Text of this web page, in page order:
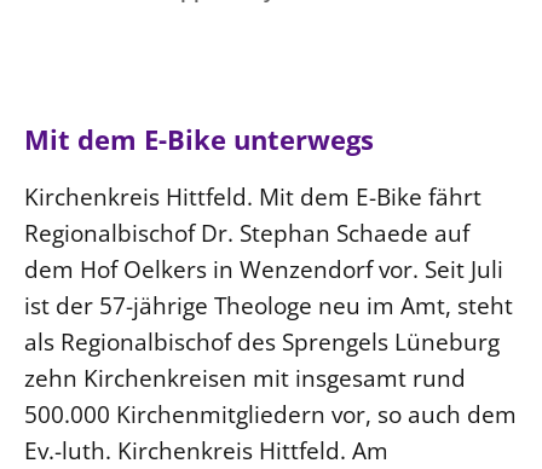
Mit dem E-Bike unterwegs
Kirchenkreis Hittfeld. Mit dem E-Bike fährt
Regionalbischof Dr. Stephan Schaede auf
dem Hof Oelkers in Wenzendorf vor. Seit Juli
ist der 57-jährige Theologe neu im Amt, steht
als Regionalbischof des Sprengels Lüneburg
zehn Kirchenkreisen mit insgesamt rund
500.000 Kirchenmitgliedern vor, so auch dem
Ev.-luth. Kirchenkreis Hittfeld. Am
LANDESKIRCHENAMT
Abteilungen des Landeskirchenamts
Rechnungsprüfungsamt
Fachstelle Sexualisierte Gewalt
Beschwerdestellen
Kirchenämter
Gleichstellung
Positionen
Ökumene
Religionen
Nachhaltigkeit
Mobilität
Naturschutz
Gebäude
Barrierefreiheit
Presse
Freie Stellen
Service für Gemeinden
Suche